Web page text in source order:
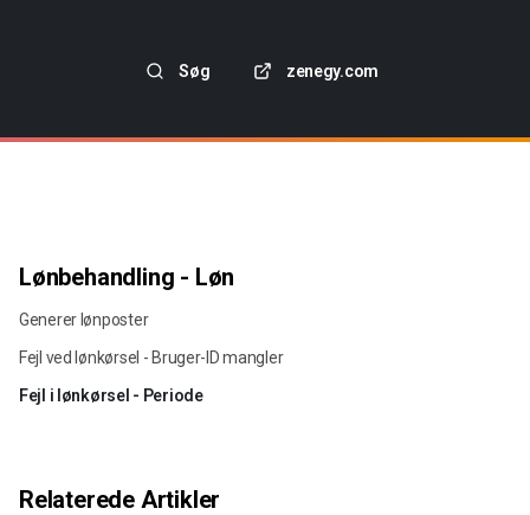
Søg zenegy.com
Lønbehandling - Løn
Generer lønposter
Fejl ved lønkørsel - Bruger-ID mangler
Fejl i lønkørsel - Periode
Relaterede Artikler